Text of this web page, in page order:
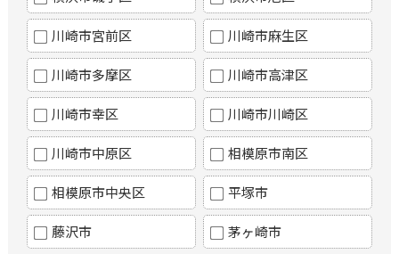
川崎市宮前区 川崎市麻生区
川崎市多摩区 川崎市高津区
川崎市幸区 川崎市川崎区
川崎市中原区 相模原市南区
相模原市中央区 平塚市
藤沢市 茅ヶ崎市